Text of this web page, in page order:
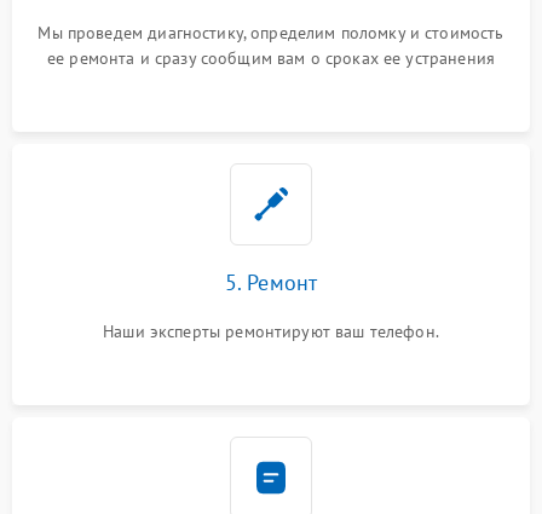
Мы проведем диагностику, определим поломку и стоимость
ее ремонта и сразу сообщим вам о сроках ее устранения
5. Ремонт
Наши эксперты ремонтируют ваш телефон.